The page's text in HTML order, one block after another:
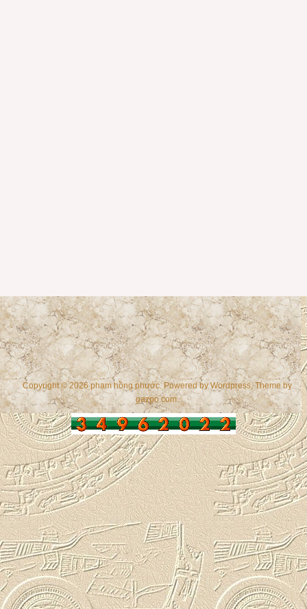
Copyright © 2026 phạm hồng phước. Powered byWordpress, Theme by
gazpo.com.